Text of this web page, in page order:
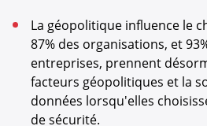
La géopolitique influence le
87% des organisations, et
entreprises, prennent
facteurs géopolitiques et la
données lorsqu'elles
de sécurité.